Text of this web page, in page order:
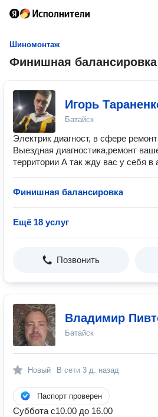
Шиномонтаж
Финишная балансировка
Игорь
Батайск
Электрик диагност, в сфере
Выездная диагностика,ремонт
территории А так жду вас у себя в
Финишная балансировка
Ещё 18 услуг
Позвонить
Владимир
Батайск
Новый В сети 3 д. назад
Паспорт проверен
Суббота с10.00 до 16.00